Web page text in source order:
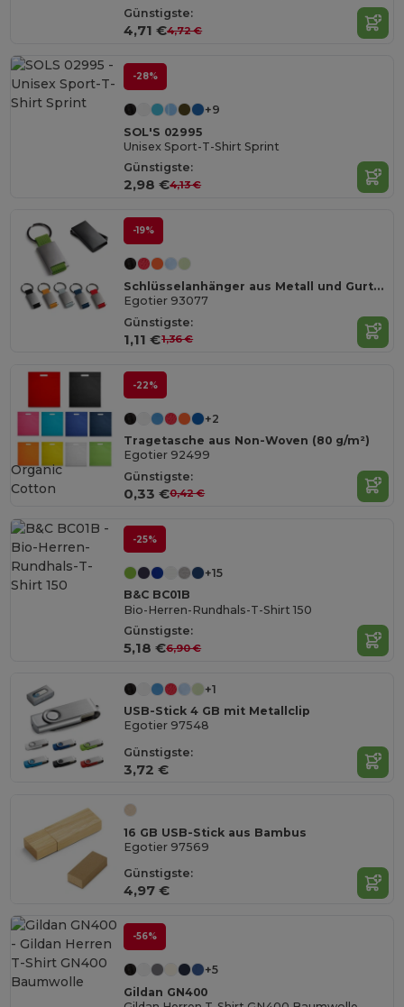
Günstigste:
4,71 €4,72 €
-28%
+9
SOL'S 02995
Unisex Sport-T-Shirt Sprint
Günstigste:
2,98 €4,13 €
-19%
Schlüsselanhänger aus Metall und Gurtband
Egotier 93077
Günstigste:
1,11 €1,36 €
-22%
+2
Tragetasche aus Non-Woven (80 g/m²)
Egotier 92499
Günstigste:
0,33 €0,42 €
Organic
Cotton
-25%
+15
B&C BC01B
Bio-Herren-Rundhals-T-Shirt 150
Günstigste:
5,18 €6,90 €
+1
USB-Stick 4 GB mit Metallclip
Egotier 97548
Günstigste:
3,72 €
16 GB USB-Stick aus Bambus
Egotier 97569
Günstigste:
4,97 €
-56%
+5
Gildan GN400